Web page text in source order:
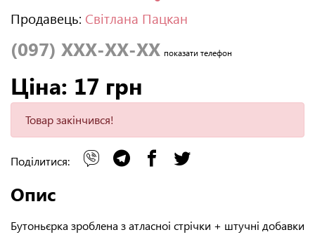
Продавець: Світлана Пацкан
(097) XXX-XX-XX показати телефон
Ціна: 17 грн
Товар закінчився!
Поділитися:
Опис
Бутоньєрка зроблена з атласноі стрічки + штучні добавки